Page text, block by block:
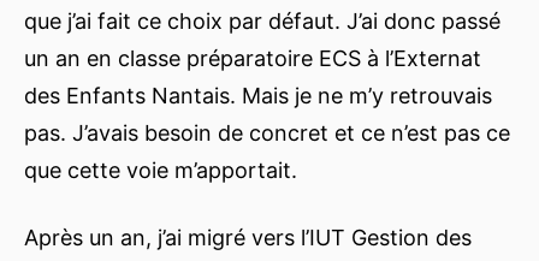
que j’ai fait ce choix par défaut. J’ai donc passé
un an en classe préparatoire ECS à l’Externat
des Enfants Nantais. Mais je ne m’y retrouvais
pas. J’avais besoin de concret et ce n’est pas ce
que cette voie m’apportait.
Après un an, j’ai migré vers l’IUT Gestion des